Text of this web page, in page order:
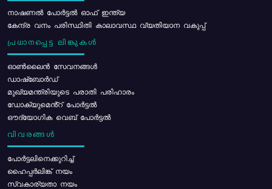
നാഷണൽ പോർട്ടൽ ഓഫ് ഇന്ത്യ
കേന്ദ്ര വനം പരിസ്ഥിതി കാലാവസ്ഥ വ്യതിയാന വകുപ്പ്
പ്രധാനപ്പെട്ട ലിങ്കുകൾ
ഓൺലൈൻ സേവനങ്ങൾ
ഡാഷ്ബോർഡ്
മുഖ്യമന്ത്രിയുടെ പരാതി പരിഹാരം
ഡോക്യുമെൻ്റ് പോർട്ടൽ
ഔദ്യോഗിക വെബ് പോർട്ടൽ
വിവരങ്ങൾ
പോര്‍ട്ടലിനെക്കുറിച്ച്
ഹൈപ്പർലിങ്ക് നയം
സ്വകാര്യതാ നയം